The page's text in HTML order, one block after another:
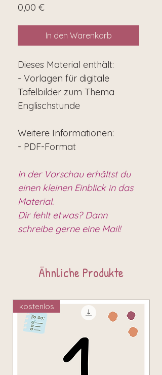
0,00 €Preis
In den Warenkorb
Dieses Material enthält:
- Vorlagen für digitale
Tafelbilder zum Thema
Englischstunde
Weitere Informationen:
- PDF-Format
In der Vorschau erhältst du
einen kleinen Einblick in das
Material.
Dir fehlt etwas? Dann
schreibe gerne eine Mail!
Ähnliche Produkte
kostenlos